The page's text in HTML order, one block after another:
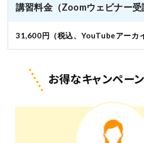
講習料金（Zoomウェビナー受
31,600円（税込、YouTubeアーカ
お得なキャンペー